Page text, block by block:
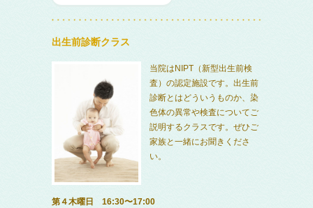
出生前診断クラス
当院はNIPT（新型出生前検
査）の認定施設です。出生前
診断とはどういうものか、染
色体の異常や検査についてご
説明するクラスです。ぜひご
家族と一緒にお聞きくださ
い。
第４木曜日 16:30〜17:00